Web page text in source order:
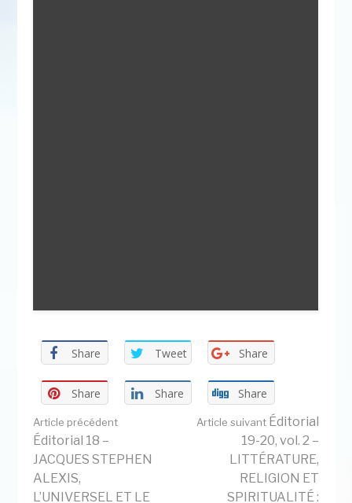
Share Tweet Share
Share Share Share
Lire
la
Article précédent
Éditorial 18 –
JACQUES STEPHEN
ALEXIS,
L’UNIVERSEL ET LE
Article suivantÉditorial
19-20, vol. 2 –
LITTÉRATURE,
RELIGION ET
SPIRITUALITÉ :